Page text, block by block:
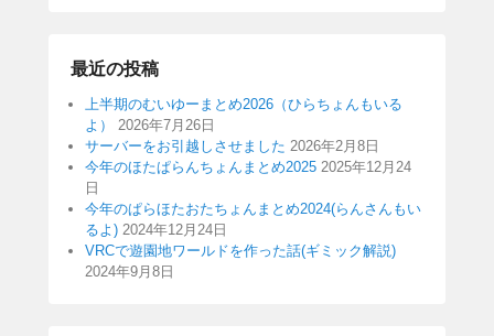
最近の投稿
上半期のむいゆーまとめ2026（ひらちょんもいる
よ）
2026年7月26日
サーバーをお引越しさせました 2026年2月8日
今年のほたぱらんちょんまとめ2025 2025年12月24
日
今年のぱらほたおたちょんまとめ2024(らんさんもい
るよ) 2024年12月24日
VRCで遊園地ワールドを作った話(ギミック解説)
2024年9月8日